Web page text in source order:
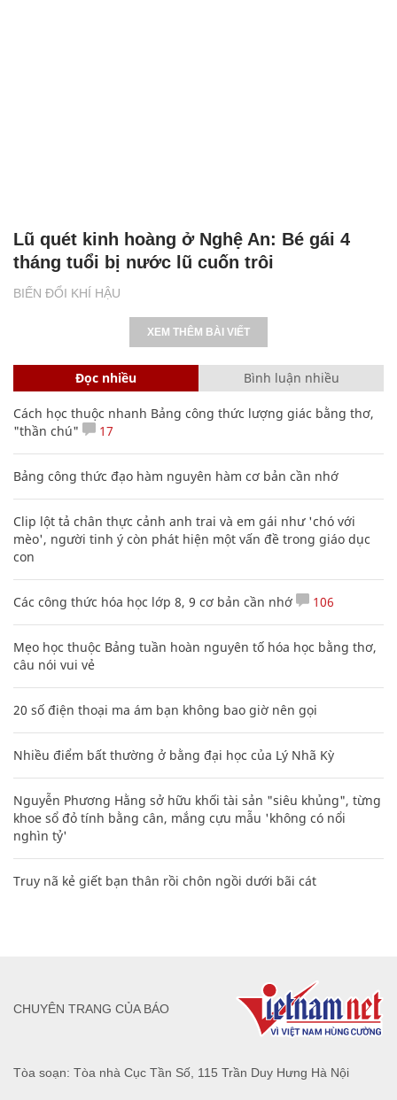
BIẾN ĐỔI KHÍ HẬU
Lũ quét kinh hoàng ở Nghệ An: Bé gái 4
tháng tuổi bị nước lũ cuốn trôi
XEM THÊM BÀI VIẾT
Đọc nhiều Bình luận nhiều
Cách học thuộc nhanh Bảng công thức lượng giác bằng thơ,
"thần chú"
17
Bảng công thức đạo hàm nguyên hàm cơ bản cần nhớ
Clip lột tả chân thực cảnh anh trai và em gái như 'chó với
mèo', người tinh ý còn phát hiện một vấn đề trong giáo dục
con
Các công thức hóa học lớp 8, 9 cơ bản cần nhớ 106
Mẹo học thuộc Bảng tuần hoàn nguyên tố hóa học bằng thơ,
câu nói vui vẻ
20 số điện thoại ma ám bạn không bao giờ nên gọi
Nhiều điểm bất thường ở bằng đại học của Lý Nhã Kỳ
Nguyễn Phương Hằng sở hữu khối tài sản "siêu khủng", từng
khoe sổ đỏ tính bằng cân, mắng cựu mẫu 'không có nổi
nghìn tỷ'
Truy nã kẻ giết bạn thân rồi chôn ngồi dưới bãi cát
Tòa soạn: Tòa nhà Cục Tần Số, 115 Trần Duy Hưng Hà Nội
CHUYÊN TRANG CỦA BÁO